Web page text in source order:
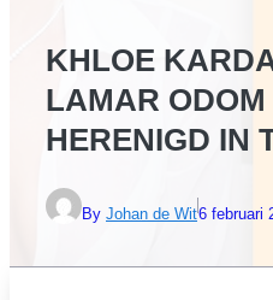
KHLOE
LAMAR
HERENIGD IN
By Johan de Wit6 februari